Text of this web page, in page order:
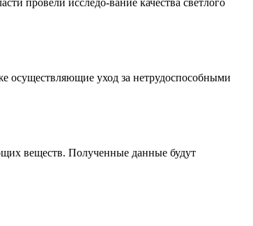
осуществляющие уход за нетрудоспособными
веществ. Полученные данные будут